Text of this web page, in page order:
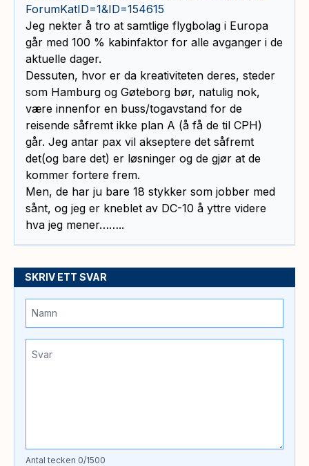
ForumKatID=1&ID=154615
Jeg nekter å tro at samtlige flygbolag i Europa
går med 100 % kabinfaktor for alle avganger i de
aktuelle dager.
Dessuten, hvor er da kreativiteten deres, steder
som Hamburg og Gøteborg bør, natulig nok,
være innenfor en buss/togavstand for de
reisende såfremt ikke plan A (å få de til CPH)
går. Jeg antar pax vil akseptere det såfremt
det(og bare det) er løsninger og de gjør at de
kommer fortere frem.
Men, de har ju bare 18 stykker som jobber med
sånt, og jeg er kneblet av DC-10 å yttre videre
hva jeg mener……..
SKRIV ETT SVAR
Antal tecken 0/1500